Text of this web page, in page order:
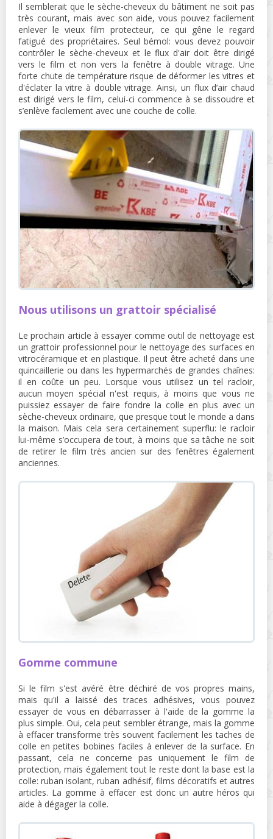
Il semblerait que le sèche-cheveux du bâtiment ne soit pas
très courant, mais avec son aide, vous pouvez facilement
enlever le vieux film protecteur, ce qui gêne le regard
fatigué des propriétaires. Seul bémol: vous devez pouvoir
contrôler le sèche-cheveux et le flux d'air doit être dirigé
vers le film et non vers la fenêtre à double vitrage. Une
forte chute de température risque de déformer les vitres et
d'éclater la vitre à double vitrage. Ainsi, un flux d’air chaud
est dirigé vers le film, celui-ci commence à se dissoudre et
s’enlève facilement avec une couche de colle.
Nous utilisons un grattoir spécialisé
Le prochain article à essayer comme outil de nettoyage est
un grattoir professionnel pour le nettoyage des surfaces en
vitrocéramique et en plastique. Il peut être acheté dans une
quincaillerie ou dans les hypermarchés de grandes chaînes:
il en coûte un peu. Lorsque vous utilisez un tel racloir,
aucun moyen spécial n'est requis, à moins que vous ne
puissiez essayer de faire fondre la colle en plus avec un
sèche-cheveux ordinaire, que presque tout le monde a dans
la maison. Mais cela sera certainement superflu: le racloir
lui-même s’occupera de tout, à moins que sa tâche ne soit
de retirer le film très ancien sur des fenêtres également
anciennes.
Gomme commune
Si le film s'est avéré être déchiré de vos propres mains,
mais qu'il a laissé des traces adhésives, vous pouvez
essayer de vous en débarrasser à l'aide de la gomme la
plus simple. Oui, cela peut sembler étrange, mais la gomme
à effacer transforme très souvent facilement les taches de
colle en petites bobines faciles à enlever de la surface. En
passant, cela ne concerne pas uniquement le film de
protection, mais également tout le reste dont la base est la
colle: ruban isolant, ruban adhésif, films décoratifs et autres
articles. La gomme à effacer est donc un autre héros qui
aide à dégager la colle.